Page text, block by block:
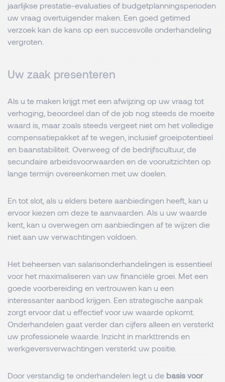
jaarlijkse prestatie-evaluaties of budgetplanningsperioden
uw vraag overtuigender maken. Een goed getimed
verzoek kan de kans op een succesvolle onderhandeling
vergroten.
Uw zaak presenteren
Als u te maken krijgt met een afwijzing op uw vraag tot
verhoging, beoordeel dan of de job nog steeds de moeite
waard is, maar zoals steeds vergeet niet om het volledige
compensatiepakket af te wegen, inclusief groeipotentieel
en baanstabiliteit. Overweeg of de bedrijfscultuur, de
secundaire arbeidsvoorwaarden en de vooruitzichten op
lange termijn overeenkomen met uw doelen.
En tot slot, als u elders betere aanbiedingen heeft, kan u
ervoor kiezen om deze te aanvaarden. Als u uw waarde
kent, kan u overwegen om aanbiedingen af te wijzen die
niet aan uw verwachtingen voldoen.
Het beheersen van salarisonderhandelingen is essentieel
voor het maximaliseren van uw financiële groei. Met een
goede voorbereiding en vertrouwen kan u een
interessanter aanbod krijgen. Een strategische aanpak
zorgt ervoor dat u effectief voor uw waarde opkomt.
Onderhandelen gaat verder dan cijfers alleen en versterkt
uw professionele waarde. Inzicht in markttrends en
werkgeversverwachtingen versterkt uw positie.
Door verstandig te onderhandelen legt u de basis voor